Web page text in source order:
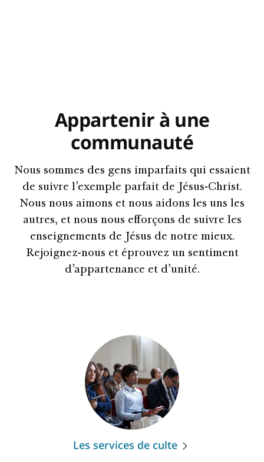
Appartenir à une
communauté
Nous sommes des gens imparfaits qui essaient
de suivre l’exemple parfait de Jésus-Christ.
Nous nous aimons et nous aidons les uns les
autres, et nous nous efforçons de suivre les
enseignements de Jésus de notre mieux.
Rejoignez-nous et éprouvez un sentiment
d’appartenance et d’unité.
Les services de culte